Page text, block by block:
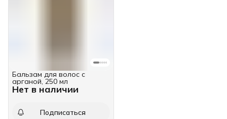
Нет в наличии
Бальзам для волос с
арганой, 250 мл
Подписаться